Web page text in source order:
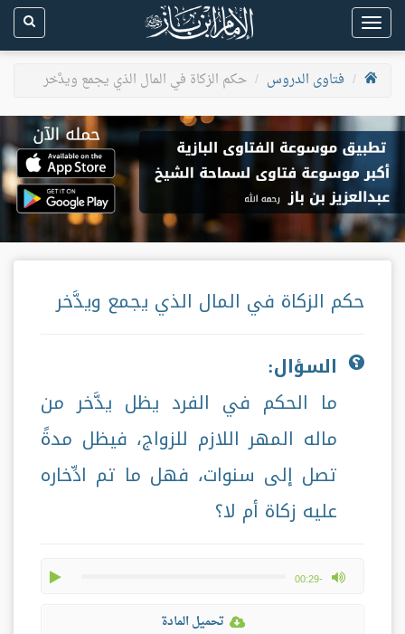
Toggle
navigation
فتاوى الدروس
حكم الزكاة في المال الذي يجمع ويدَّخر
حكم الزكاة في المال الذي يجمع ويدَّخر
السؤال:
ما الحكم في الفرد يظل يدَّخر من
ماله المهر اللازم للزواج، فيظل مدةً
تصل إلى سنوات، فهل ما تم ادِّخاره
عليه زكاة أم لا؟
-00:29
max volume
تحميل المادة